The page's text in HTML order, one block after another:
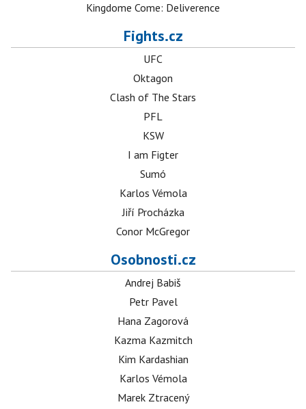
Kingdome Come: Deliverence
Fights.cz
UFC
Oktagon
Clash of The Stars
PFL
KSW
I am Figter
Sumó
Karlos Vémola
Jiří Procházka
Conor McGregor
Osobnosti.cz
Andrej Babiš
Petr Pavel
Hana Zagorová
Kazma Kazmitch
Kim Kardashian
Karlos Vémola
Marek Ztracený